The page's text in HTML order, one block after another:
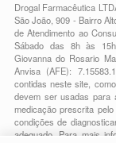
Drogal Farmacêutica
São João, 909 - Bairro
de Atendimento ao
Sábado das 8h às
Giovanna do Rosario
Anvisa (AFE):
contidas neste site,
devem ser usadas para
medicação prescrita
condições de
adequado. Para mais